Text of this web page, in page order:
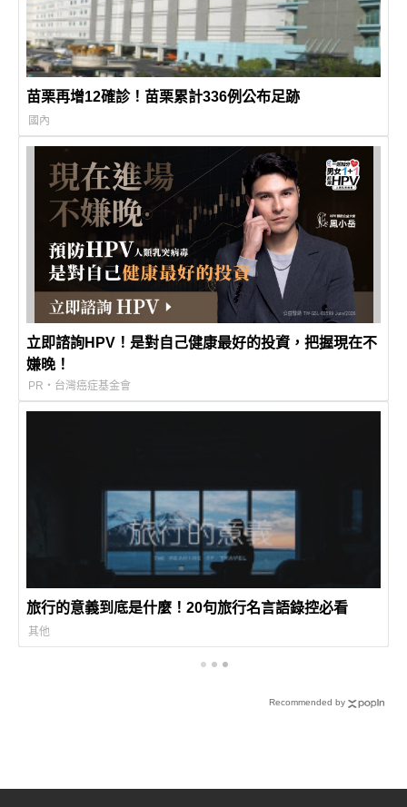
苗栗再增12確診！苗栗累計336例公布足跡
國內
立即諮詢HPV！是對自己健康最好的投資，把握現在不
嫌晚！
PR・台灣癌症基金會
旅行的意義到底是什麼！20句旅行名言語錄控必看
其他
Recommended by